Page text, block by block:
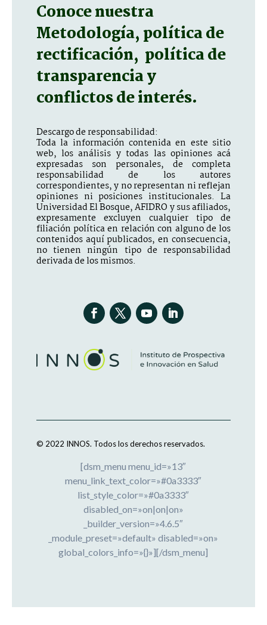
Conoce nuestra
Metodología, política de
rectificación, política de
transparencia y
conflictos de interés.
Descargo de responsabilidad:
Toda la información contenida en este sitio
web, los análisis y todas las opiniones acá
expresadas son personales, de completa
responsabilidad de los autores
correspondientes, y no representan ni reflejan
opiniones ni posiciones institucionales. La
Universidad El Bosque, AFIDRO y sus afiliados,
expresamente excluyen cualquier tipo de
filiación política en relación con alguno de los
contenidos aquí publicados, en consecuencia,
no tienen ningún tipo de responsabilidad
derivada de los mismos.
© 2022 INNOS. Todos los derechos reservados.
[dsm_menu menu_id=»13″
menu_link_text_color=»#0a3333″
list_style_color=»#0a3333″
disabled_on=»on|on|on»
_builder_version=»4.6.5″
_module_preset=»default» disabled=»on»
global_colors_info=»{}»][/dsm_menu]